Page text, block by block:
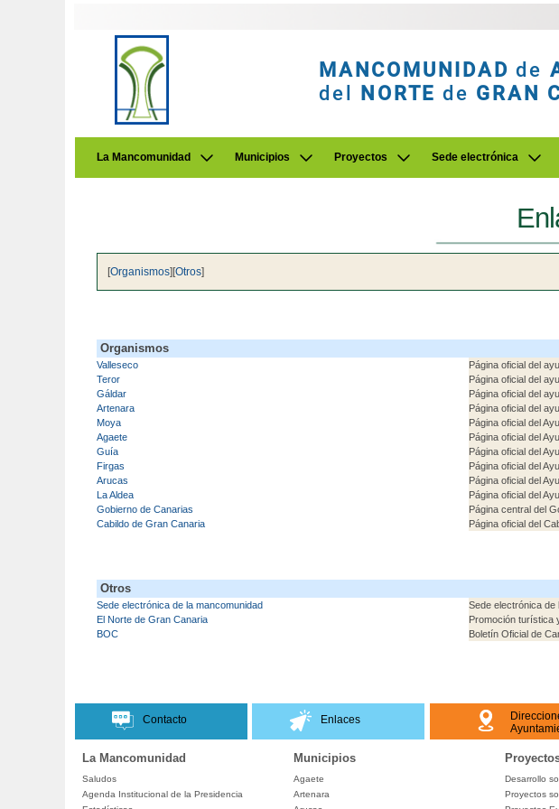
MANCOMUNIDAD de
del NORTE de GRAN
La Mancomunidad Municipios Proyectos Sede electrónica
[Organismos][Otros]
Organismos
Valleseco
Página oficial del
Teror
Página oficial del
Gáldar
Página oficial del
Artenara
Página oficial del
Moya
Página oficial del
Agaete
Página oficial del
Guía
Página oficial del
Firgas
Página oficial del
Arucas
Página oficial del
La Aldea
Página oficial del
Gobierno de Canarias
Página central del
Cabildo de Gran Canaria
Página oficial del
Otros
Sede electrónica de la mancomunidad
Sede electrónica de
El Norte de Gran Canaria
Promoción turística
BOC
Boletín Oficial de
Contacto Enlaces
La Mancomunidad Municipios
Saludos
Agenda Institucional de la Presidencia
Agaete
Artenara
Desarrollo
Proyectos